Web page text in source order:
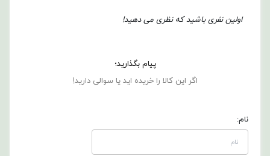
اولین نفری باشید که نظری می دهید!
پیام بگذارید؛
اگر این کالا را خریده اید یا سوالی دارید!
نام: